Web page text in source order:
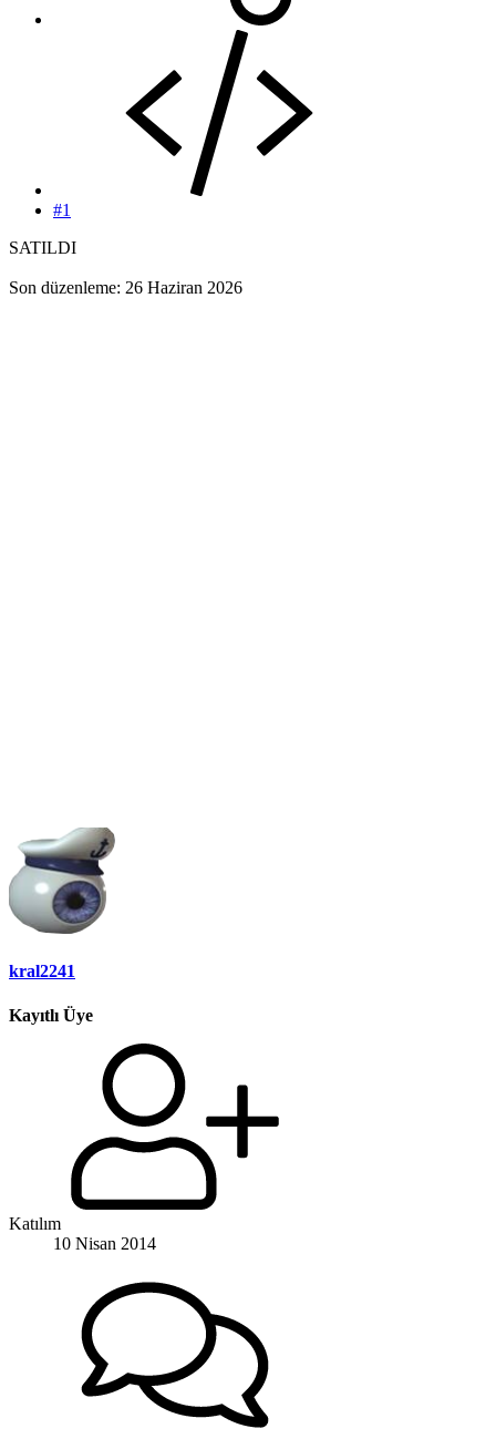
#1
SATILDI
Son düzenleme: 26 Haziran 2026
kral2241
Kayıtlı Üye
Katılım
10 Nisan 2014